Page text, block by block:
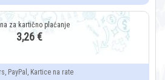
3,26 €
PayPal, Kartice na rate